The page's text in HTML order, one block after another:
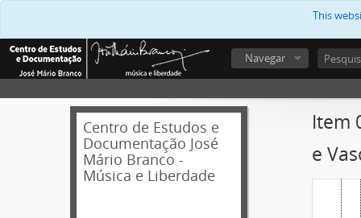
This
Navegar
Centro de Estudos e
Documentação José
Mário Branco -
Música e Liberdade
Item
e